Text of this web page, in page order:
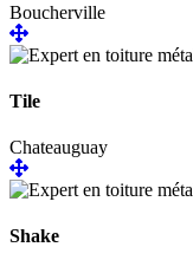
Boucherville
Tile
Chateauguay
Shake